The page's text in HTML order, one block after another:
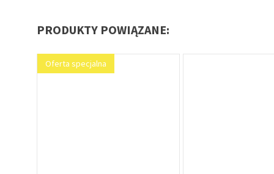
PRODUKTY POWIĄZANE:
Oferta specjalna